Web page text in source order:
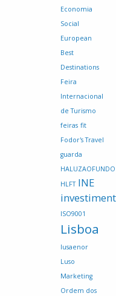
Economia
Social
European
Best
Destinations
Feira
Internacional
de Turismo
feiras fit
Fodor's Travel
guarda
HLFT INE
ISO9001
Lisboa
lusaenor
Luso
Marketing
Ordem dos